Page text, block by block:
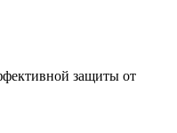
защиты от